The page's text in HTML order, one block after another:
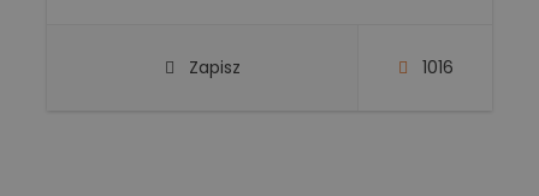
Zapisz 1016